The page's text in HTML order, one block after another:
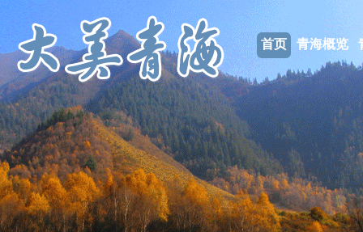
首页 青海概览